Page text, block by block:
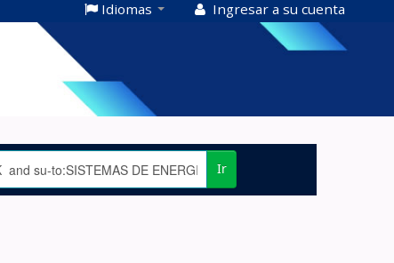
Idiomas Ingresar a su cuenta
Ir